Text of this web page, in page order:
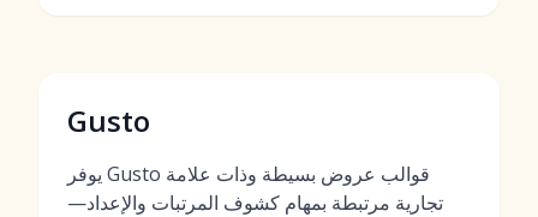
Gusto
يوفر Gusto قوالب عروض بسيطة وذات علامة
تجارية مرتبطة بمهام كشوف المرتبات والإعداد—